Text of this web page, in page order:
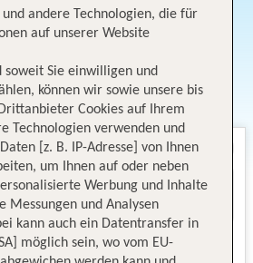
andere Technologien, die für
auf unserer Website
soweit Sie einwilligen und
können wir sowie unsere bis
Cookies auf Ihrem
Technologien verwenden und
[z. B. IP-Adresse] von Ihnen
um Ihnen auf oder neben
Werbung und Inhalte
Messungen und Analysen
kann auch ein Datentransfer in
möglich sein, wo vom EU-